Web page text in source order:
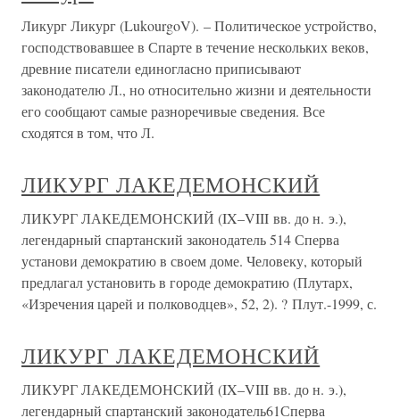
Ликург Ликург (LukourgoV). – Политическое устройство,
господствовавшее в Спарте в течение нескольких веков,
древние писатели единогласно приписывают
законодателю Л., но относительно жизни и деятельности
его сообщают самые разноречивые сведения. Все
сходятся в том, что Л.
ЛИКУРГ ЛАКЕДЕМОНСКИЙ
ЛИКУРГ ЛАКЕДЕМОНСКИЙ (IX–VIII вв. до н. э.),
легендарный спартанский законодатель 514 Сперва
установи демократию в своем доме. Человеку, который
предлагал установить в городе демократию (Плутарх,
«Изречения царей и полководцев», 52, 2). ? Плут.-1999, с.
ЛИКУРГ ЛАКЕДЕМОНСКИЙ
ЛИКУРГ ЛАКЕДЕМОНСКИЙ (IX–VIII вв. до н. э.),
легендарный спартанский законодатель61Сперва